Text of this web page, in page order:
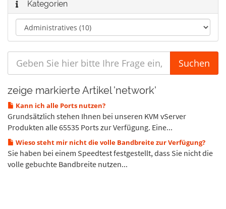
Kategorien
zeige markierte Artikel 'network'
Kann ich alle Ports nutzen?
Grundsätzlich stehen Ihnen bei unseren KVM vServer
Produkten alle 65535 Ports zur Verfügung. Eine...
Wieso steht mir nicht die volle Bandbreite zur Verfügung?
Sie haben bei einem Speedtest festgestellt, dass Sie nicht die
volle gebuchte Bandbreite nutzen...